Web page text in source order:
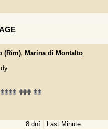
(Rím), Marina di Montalto
8 dní Last Minute